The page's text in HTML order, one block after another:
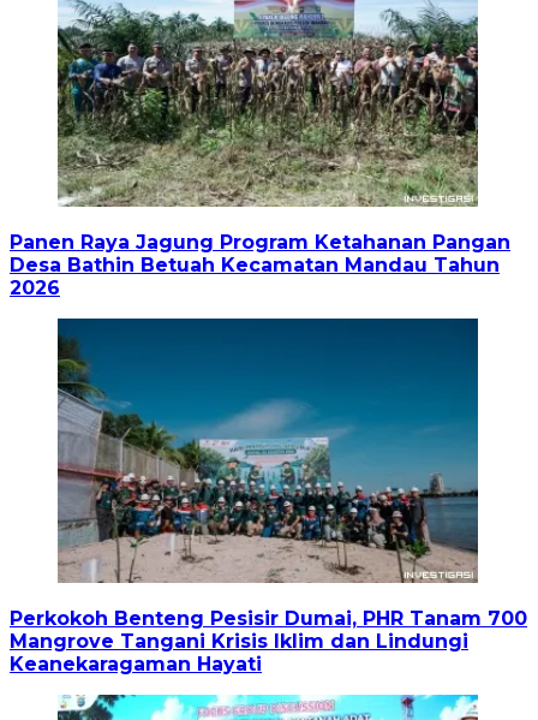
Panen Raya Jagung Program Ketahanan Pangan
Desa Bathin Betuah Kecamatan Mandau Tahun
2026
Perkokoh Benteng Pesisir Dumai, PHR Tanam 700
Mangrove Tangani Krisis Iklim dan Lindungi
Keanekaragaman Hayati